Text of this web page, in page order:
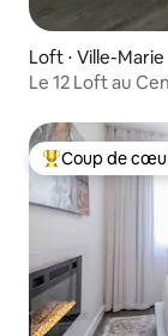
Loft ⋅ Ville-Marie
Le 12 Loft au
Coups de cœur
Coup de